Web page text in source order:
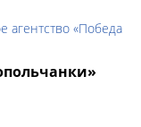
агентство «Победа